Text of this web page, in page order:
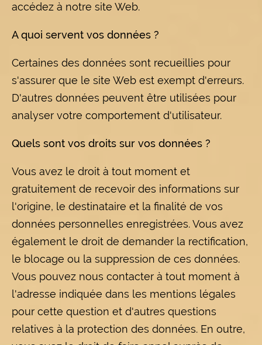
accédez à notre site Web.
A quoi servent vos données ?
Certaines des données sont recueillies pour
s'assurer que le site Web est exempt d'erreurs.
D'autres données peuvent être utilisées pour
analyser votre comportement d'utilisateur.
Quels sont vos droits sur vos données ?
Vous avez le droit à tout moment et
gratuitement de recevoir des informations sur
l'origine, le destinataire et la finalité de vos
données personnelles enregistrées. Vous avez
également le droit de demander la rectification,
le blocage ou la suppression de ces données.
Vous pouvez nous contacter à tout moment à
l'adresse indiquée dans les mentions légales
pour cette question et d'autres questions
relatives à la protection des données. En outre,